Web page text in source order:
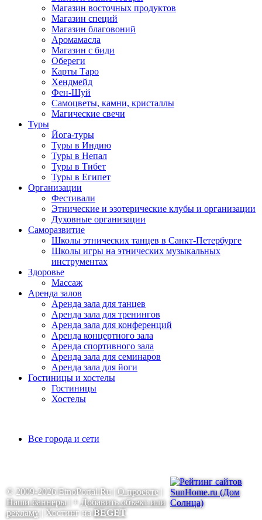
Магазин восточных продуктов
Магазин специй
Магазин благовоний
Аромамасла
Магазин с биди
Обереги
Карты Таро
Хендмейд
Фен-Шуй
Самоцветы, камни, кристаллы
Магические свечи
Туры
Йога-туры
Туры в Индию
Туры в Непал
Туры в Тибет
Туры в Египет
Организации
Фестивали
Этнические и эзотерические клубы и организации
Духовные организации
Саморазвитие
Школы этнических танцев в Санкт-Петербурге
Школы игры на этнических музыкальных
инструментах
Здоровье
Массаж
Аренда залов
Аренда зала для танцев
Аренда зала для тренингов
Аренда зала для конференций
Аренда концертного зала
Аренда спортивного зала
Аренда зала для семинаров
Аренда зала для йоги
Гостиницы и хостелы
Гостиницы
Хостелы
Все города и сети
© 2009-2026 EtnoPortal.Ru |О проекте|
Наши баннеры| +Добавить объект или
рекламу | Хостинг наBEGET